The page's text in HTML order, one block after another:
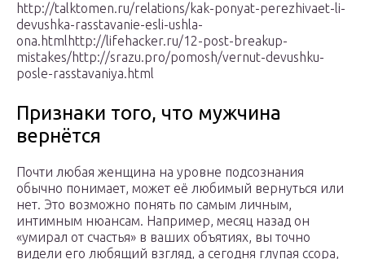
http://talktomen.ru/relations/kak-ponyat-perezhivaet-li-
devushka-rasstavanie-esli-ushla-
ona.htmlhttp://lifehacker.ru/12-post-breakup-
mistakes/http://srazu.pro/pomosh/vernut-devushku-
posle-rasstavaniya.html
Признаки того, что мужчина
вернётся
Почти любая женщина на уровне подсознания
обычно понимает, может её любимый вернуться или
нет. Это возможно понять по самым личным,
интимным нюансам. Например, месяц назад он
«умирал от счастья» в ваших объятиях, вы точно
видели его любящий взгляд, а сегодня глупая ссора,